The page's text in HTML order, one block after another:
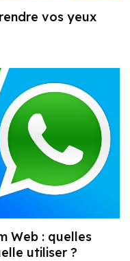
vos yeux
Web : quelles
utiliser ?